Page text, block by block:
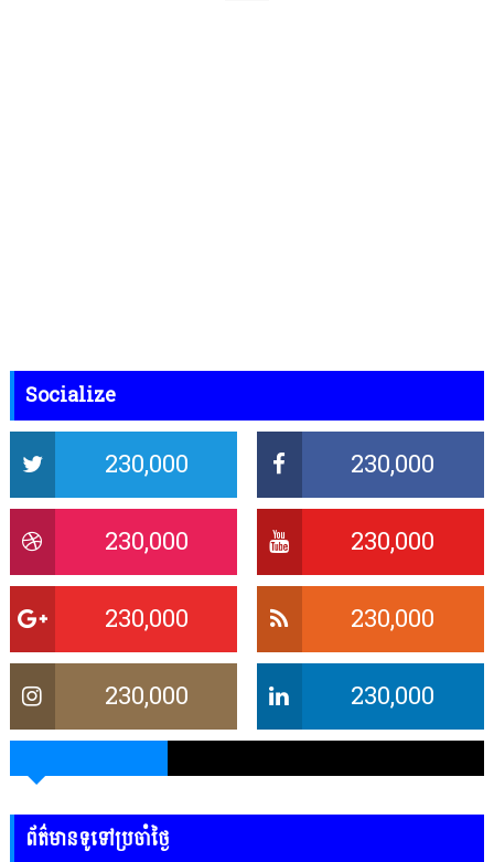
Socialize
230,000
230,000
230,000
230,000
230,000
230,000
230,000
230,000
ព័ត៌មានទូទៅប្រចាំថ្ងៃ